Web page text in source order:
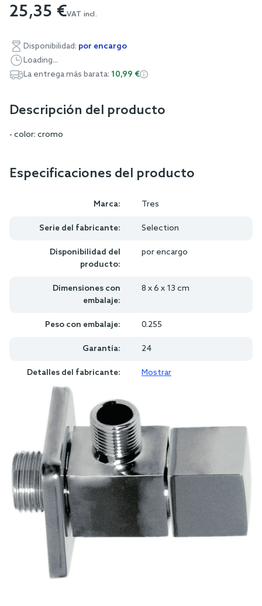
the
gallery
25,35 €VAT incl.
Disponibilidad: por encargo
Loading...
La entrega más barata: 10,99 €
Descripción del producto
- color: cromo
Especificaciones del producto
Marca: Tres
Serie del fabricante: Selection
Disponibilidad del
producto:
por encargo
Dimensiones con
embalaje:
8 x 6 x 13 cm
Peso con embalaje: 0.255
Garantía: 24
Detalles del fabricante: Mostrar